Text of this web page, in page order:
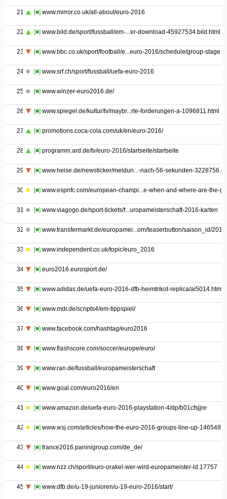
21 [■] www.mirror.co.uk/all-about/euro-2016
22 [■] www.bild.de/sport/fussball/em-...er-download-45927534.bild.html
23 [■] www.bbc.co.uk/sport/football/e...euro-2016/schedule/group-stage
24 [■] www.srf.ch/sport/fussball/uefa-euro-2016
25 [■] www.winzer-euro2016.de/
26 [■] www.spiegel.de/kultur/tv/maybr...rte-forderungen-a-1096811.html
27 [■] promotions.coca-cola.com/uk/en/euro-2016/
28 [■] programm.ard.de/tv/euro-2016/startseite/startseite
29 [■] www.heise.de/newsticker/meldun...-nach-56-sekunden-
30 [■] www.espnfc.com/european-champi...e-when-and-where-are-the-
31 [■] www.viagogo.de/sport-tickets/f...uropameisterschaft-2016-karten
32 [■] www.transfermarkt.de/europamei...om/teaserbutton/saison_id/2015
33 [■] www.independent.co.uk/topic/euro_2016
34 [■] euro2016.eurosport.de/
35 [■] www.adidas.de/uefa-euro-2016-dfb-heimtrikot-replica/ai5014.html
36 [■] www.mdr.de/scripts4/em-tippspiel/
37 [■] www.facebook.com/hashtag/euro2016
38 [■] www.flashscore.com/soccer/europe/euro/
39 [■] www.ran.de/fussball/europameisterschaft
40 [■] www.goal.com/euro2016/en
41 [■] www.amazon.de/uefa-euro-2016-playstation-4/dp/b01cfsjjre
42 [■] www.wsj.com/articles/how-the-euro-2016-groups-line-up-
43 [■] france2016.paninigroup.com/de_de/
44 [■] www.nzz.ch/sport/euro-orakel-wer-wird-europameister-ld.17757
45 [■] www.dfb.de/u-19-junioren/u-19-euro-2016/start/